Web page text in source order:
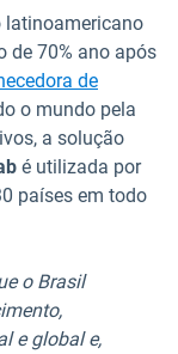
latinoamericano
de 70% ano após
de
o mundo pela
a solução
é utilizada por
países em todo
o Brasil
e global e,